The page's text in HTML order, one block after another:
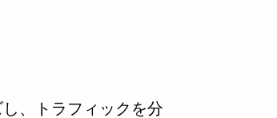
、トラフィックを分